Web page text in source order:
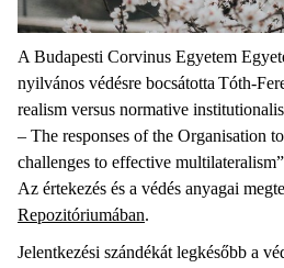
A Budapesti Corvinus Egyetem
nyilvános védésre bocsátotta Tóth-
realism versus normative
– The responses of the Organisation
challenges to effective
Az értekezés és a védés anyagai
Repozitóriumában.
Jelentkezési szándékát legkésőbb a